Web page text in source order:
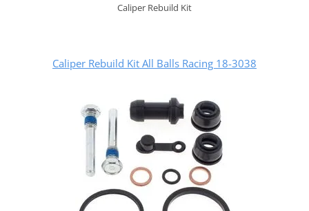
Caliper Rebuild Kit
Caliper Rebuild Kit All Balls Racing 18-3038